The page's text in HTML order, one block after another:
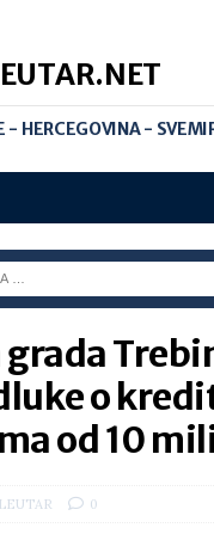
- HERCEGOVINA -
o
od 10
LEUTAR 0